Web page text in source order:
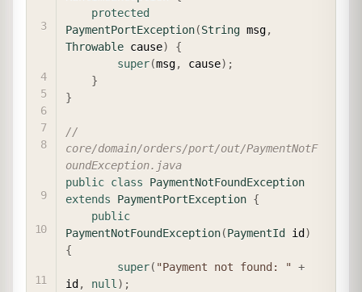
protected
PaymentPortException(String msg,
Throwable cause)
{
super(msg, cause) ;
}
}
//
core/domain/orders/port/out/PaymentNotF
oundException.java
public class
PaymentNotFoundException
extends
PaymentPortException {
public
PaymentNotFoundException(PaymentId id )
{
super( "Payment not found: " +
id , null) ;